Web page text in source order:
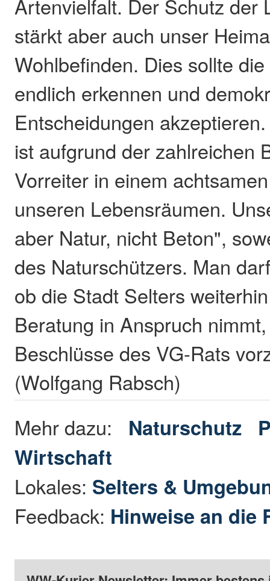
Artenvielfalt. Der Schutz der
stärkt aber auch unser
Wohlbefinden. Dies sollte
endlich erkennen und
Entscheidungen
ist aufgrund der zahlreichen
Vorreiter in einem
unseren Lebensräumen.
aber Natur, nicht Beton",
des Naturschützers. Man
ob die Stadt Selters
Beratung in Anspruch
Beschlüsse des VG-Rats
(Wolfgang Rabsch)
Mehr dazu: Naturschutz
Wirtschaft
Lokales: Selters &
Feedback: Hinweise an die